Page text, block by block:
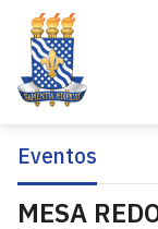
Eventos
MESA